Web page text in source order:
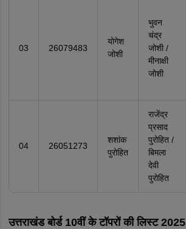
03 26079483
योगेश
जोशी
भुवन
चंद्र
जोशी /
मीनाक्षी
जोशी
04 26051273
शशांक
पुरोहित
राजेंद्र
प्रसाद
पुरोहित /
बिमला
देवी
पुरोहित
उत्तराखंड बोर्ड 10वीं के टॉपरों की लिस्ट 2025